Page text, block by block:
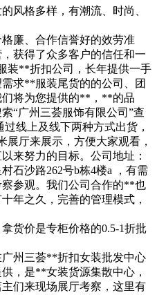
风格多样，有潮流、时尚、
廉、合作信誉好的效劳准
获得了众多客户的信任和一
装**折扣公司，长年提供一手
求**服装尾货的的公司、团
将为您提供的**，**的品
“广州三荟服饰有限公司”查
线上及线下两种方式出货，
厅来展示，方便大家观看，
来努力的目标。公司地址：
石沙路262号b栋4楼a ，有需
参观。我们公司合作的**也
年之久，完善的管理模式，
货价是专柜价格的0.5-1折批
州三荟**折扣女装批发中心
，是**女装货源集散中心，
们来现场展厅考察，这里有